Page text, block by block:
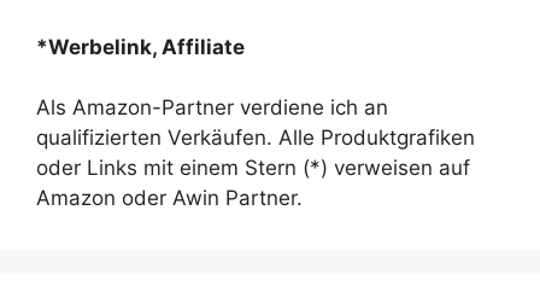
*Werbelink, Affiliate
Als Amazon-Partner verdiene ich an
qualifizierten Verkäufen. Alle Produktgrafiken
oder Links mit einem Stern (*) verweisen auf
Amazon oder Awin Partner.